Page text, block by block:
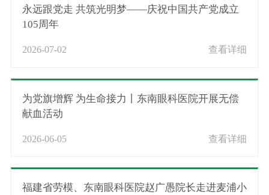
永远跟党走 共筑光明梦——庆祝中国共产党成立
105周年
2026-07-02 查看详细
为党旗增辉 为生命接力丨东南眼科医院开展无偿
献血活动
2026-06-05 查看详细
福建省劳模、东南眼科医院赵广愚院长走进麦浦小